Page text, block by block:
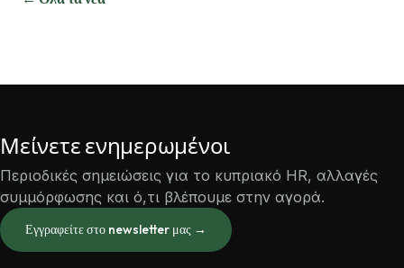
Μείνετε ενημερωμένοι
Περιοδικές σημειώσεις για το κυπριακό HR, αλλαγές
συμμόρφωσης και ό,τι βλέπουμε στην αγορά.
Εγγραφείτε στο newsletter μας →